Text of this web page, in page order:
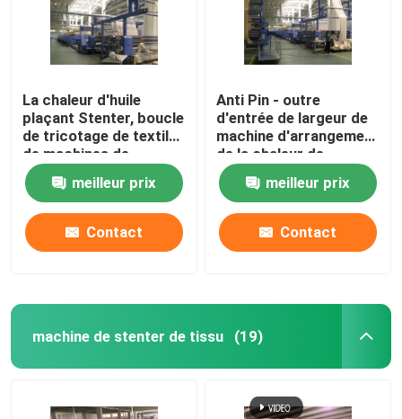
La chaleur d'huile
plaçant Stenter, boucle
de tricotage de textile
de machines de
finissage à humidité
contrôléemeilleur prix
Contact
Anti Pin - outre
d'entrée de largeur de
machine d'arrangement
de la chaleur de
tissu/de
refroidissement à l'air
ouverts tricotés
meilleur prix
Contact
machine de stenter de tissu (19)